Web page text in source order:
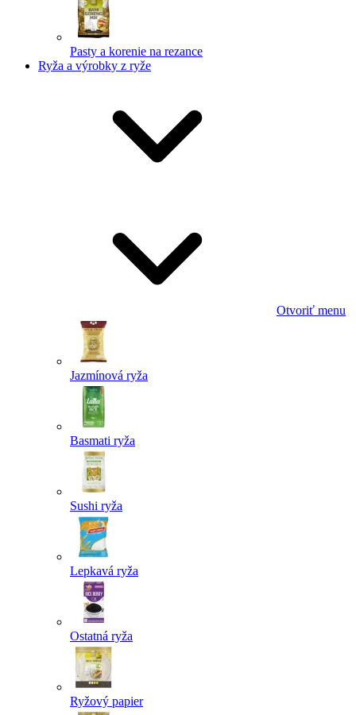
Pasty a korenie na rezance
Ryža a výrobky z ryže
Otvoriť menu
Jazmínová ryža
Basmati ryža
Sushi ryža
Lepkavá ryža
Ostatná ryža
Ryžový papier